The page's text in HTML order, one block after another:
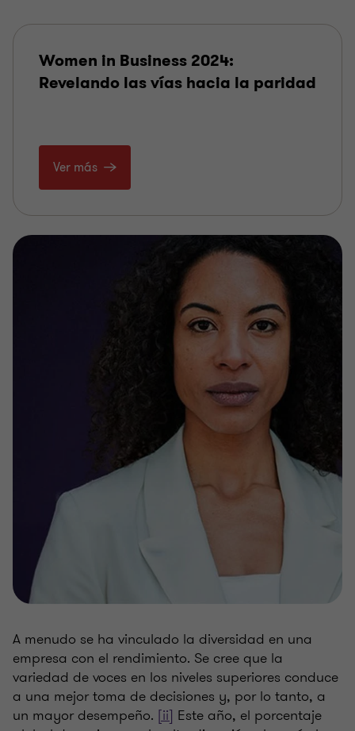
Women in Business 2024:
Revelando las vías hacia la paridad
Ver más
A menudo se ha vinculado la diversidad en una
empresa con el rendimiento. Se cree que la
variedad de voces en los niveles superiores conduce
a una mejor toma de decisiones y, por lo tanto, a
un mayor desempeño. [ii] Este año, el porcentaje